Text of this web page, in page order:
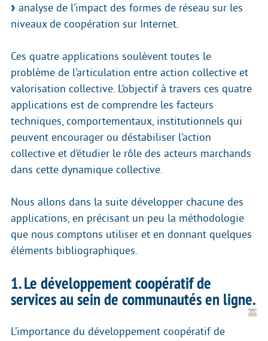
analyse de l’impact des formes de réseau sur les
niveaux de coopération sur Internet.
Ces quatre applications soulèvent toutes le
problème de l’articulation entre action collective et
valorisation collective. L’objectif à travers ces quatre
applications est de comprendre les facteurs
techniques, comportementaux, institutionnels qui
peuvent encourager ou déstabiliser l’action
collective et d’étudier le rôle des acteurs marchands
dans cette dynamique collective.
Nous allons dans la suite développer chacune des
applications, en précisant un peu la méthodologie
que nous comptons utiliser et en donnant quelques
éléments bibliographiques.
1. Le développement coopératif de
services au sein de communautés en ligne.
L’importance du développement coopératif de